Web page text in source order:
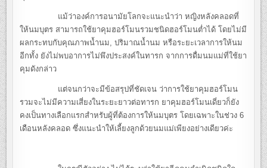
แม้ว่าองค์การอนามัยโลกจะแนะนำว่า หญิงหลังคลอดที่
ให้นมบุตร สามารถใช้ยาคุมฮอร์โมนรวมชนิดฮอร์โมนต่ำได้ โดยไม่มี
ผลกระทบกับคุณภาพน้ำนม, ปริมาณน้ำนม หรือระยะเวลาการให้นม
อีกทั้ง ยังไม่พบอาการไม่พึงประสงค์ในทารก จากการดื่มนมแม่ที่ใช้ยา
คุมดังกล่าว
แต่จนกว่าจะมีข้อสรุปที่ชัดเจน ว่าการใช้ยาคุมฮอร์โมน
รวมจะไม่มีความเสี่ยงในระยะยาวต่อทารก ยาคุมฮอร์โมนเดี่ยวก็ยัง
คงเป็นทางเลือกแรกสำหรับผู้ที่ต้องการให้นมบุตร โดยเฉพาะในช่วง 6
เดือนหลังคลอด ซึ่งแนะนำให้เลี้ยงลูกด้วยนมแม่เพียงอย่างเดียวค่ะ